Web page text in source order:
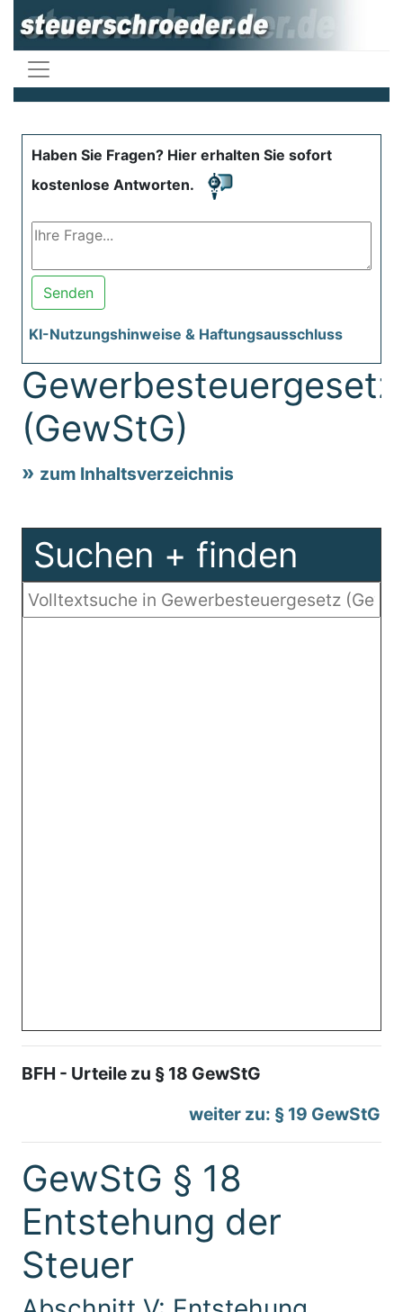
Haben Sie Fragen? Hier erhalten Sie sofort
kostenlose Antworten.
Senden
KI-Nutzungshinweise & Haftungsausschluss
Gewerbesteuergesetz
(GewStG)
zum Inhaltsverzeichnis
Suchen + finden
BFH - Urteile zu § 18 GewStG
weiter zu: § 19 GewStG
GewStG § 18
Entstehung der
Steuer